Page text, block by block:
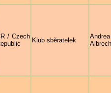
/ Czech
Klub sběratelek
Andrea